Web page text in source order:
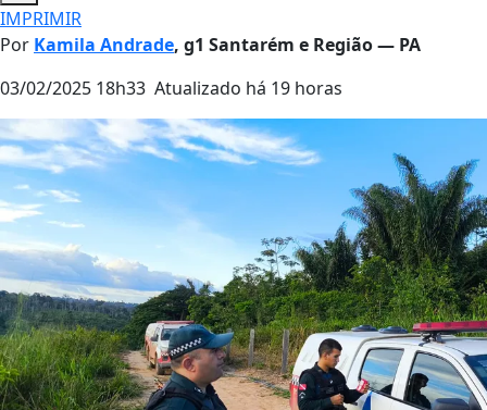
IMPRIMIR
Por Kamila Andrade, g1 Santarém e Região — PA
03/02/2025 18h33 Atualizado há 19 horas